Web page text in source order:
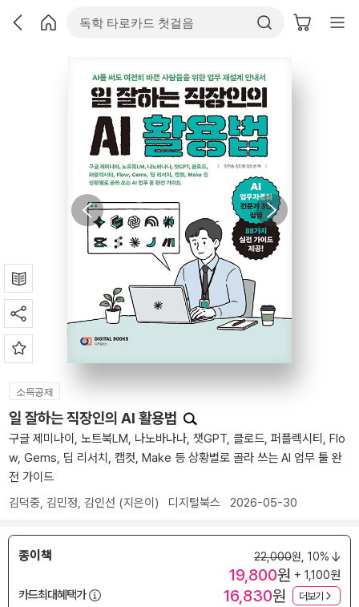
소득공제
일 잘하는 직장인의 AI 활용법
구글 제미나이, 노트북LM, 나노바나나, 챗GPT, 클로드, 퍼플렉시티, Flo
w, Gems, 딥 리서치, 캡컷, Make 등 상황별로 골라 쓰는 AI 업무 툴 완
전 가이드
김덕중, 김민정, 김인선 (지은이) 디지털북스 2026-05-30
종이책 22,000원, 10%
19,800원 + 1,100원
카드최대혜택가
16,830원 더보기